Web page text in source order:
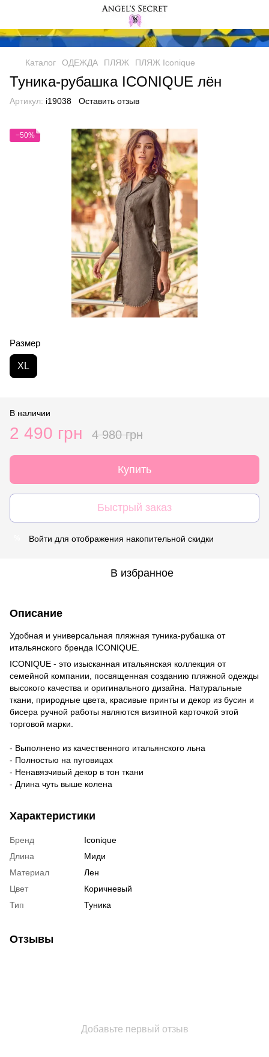
Каталог ОДЕЖДА ПЛЯЖ ПЛЯЖ Iconique
Туника-рубашка ICONIQUE лён
Артикул: i19038 Оставить отзыв
−50%
Размер
XL
В наличии
2 490 грн 4 980 грн
Купить
Быстрый заказ
Войти для отображения накопительной скидки
В избранное
Описание
Удобная и универсальная пляжная туника-рубашка от
итальянского бренда ICONIQUE.
ICONIQUE - это изысканная итальянская коллекция от
семейной компании, посвященная созданию пляжной одежды
высокого качества и оригинального дизайна. Натуральные
ткани, природные цвета, красивые принты и декор из бусин и
бисера ручной работы являются визитной карточкой этой
торговой марки.
- Выполнено из качественного итальянского льна
- Полностью на пуговицах
- Ненавязчивый декор в тон ткани
- Длина чуть выше колена
Характеристики
Бренд
Iconique
Длина
Миди
Материал
Лен
Цвет
Коричневый
Тип
Туника
Отзывы
Добавьте первый отзыв